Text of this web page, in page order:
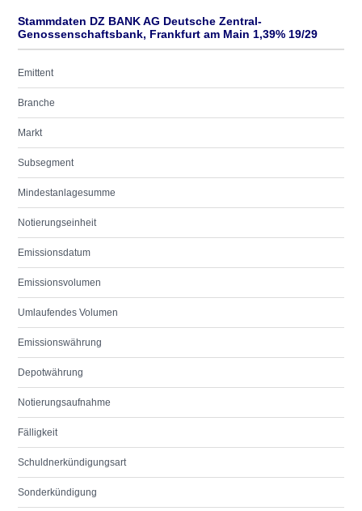
Stammdaten DZ BANK AG Deutsche Zentral-
Genossenschaftsbank, Frankfurt am Main 1,39% 19/29
Emittent
Branche
Markt
Subsegment
Mindestanlagesumme
Notierungseinheit
Emissionsdatum
Emissionsvolumen
Umlaufendes Volumen
Emissionswährung
Depotwährung
Notierungsaufnahme
Fälligkeit
Schuldnerkündigungsart
Sonderkündigung